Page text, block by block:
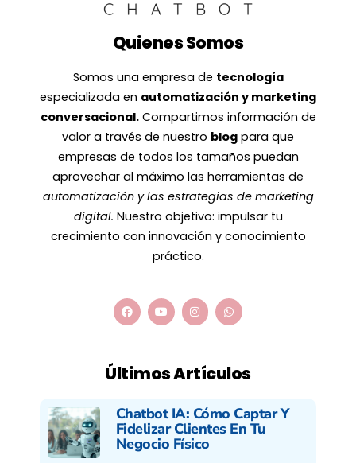
Quienes Somos
Somos una empresa de tecnología
especializada en automatización y marketing
conversacional.Compartimos información de
valor a través de nuestro blog para que
empresas de todos los tamaños puedan
aprovechar al máximo las herramientas de
automatización y las estrategias de marketing
digital. Nuestro objetivo: impulsar tu
crecimiento con innovación y conocimiento
práctico.
Últimos Artículos
Chatbot IA: Cómo Captar Y
Fidelizar Clientes En Tu
Negocio Físico